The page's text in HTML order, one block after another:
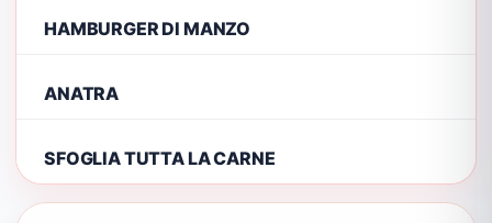
HAMBURGER DI MANZO
ANATRA
SFOGLIA TUTTA LA CARNE